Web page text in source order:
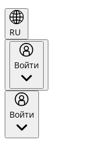
RU
Войти
Войти